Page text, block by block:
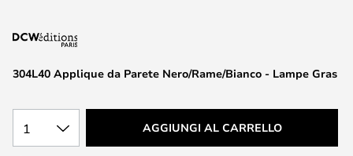
immagini
304L40 Applique da Parete Nero/Rame/Bianco - Lampe Gras
1 AGGIUNGI AL CARRELLO